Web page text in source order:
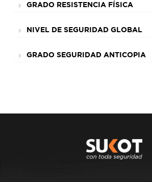
GRADO RESISTENCIA FÍSICA
NIVEL DE SEGURIDAD GLOBAL
GRADO SEGURIDAD ANTICOPIA